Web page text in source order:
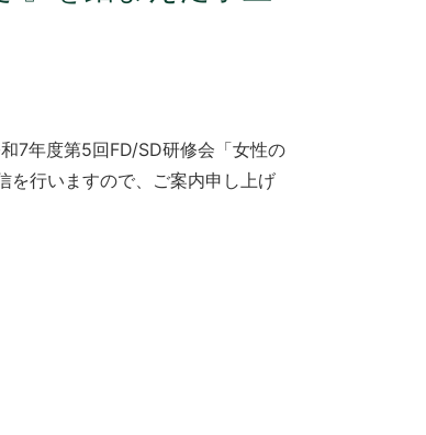
7年度第5回FD/SD研修会「女性の
を行いますので、ご案内申し上げ